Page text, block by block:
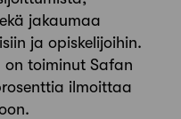
jakaumaa
ja opiskelijoihin.
on toiminut Safan
ilmoittaa